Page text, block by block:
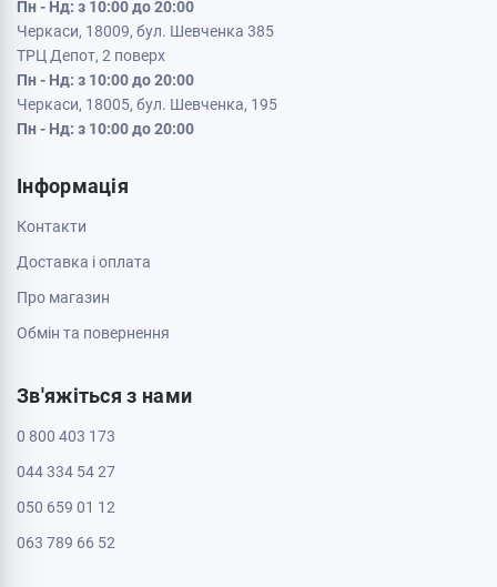
Кременчук, 39600, вул. Соборна 9/16
Пн - Нд: з 10:00 до 20:00
Кривий Ріг, 50000, проспект Металургів 33
Кропивницький, 25006, вул. Велика Перспективна 48
Полтава, 36000, вул. Небесної Сотні 2
Пн - Нд: з 10:00 до 20:00
ТРЦ Депот, 2 поверх
Черкаси, 18005, бул. Шевченка, 195
Інформація
Контакти
Доставка і оплата